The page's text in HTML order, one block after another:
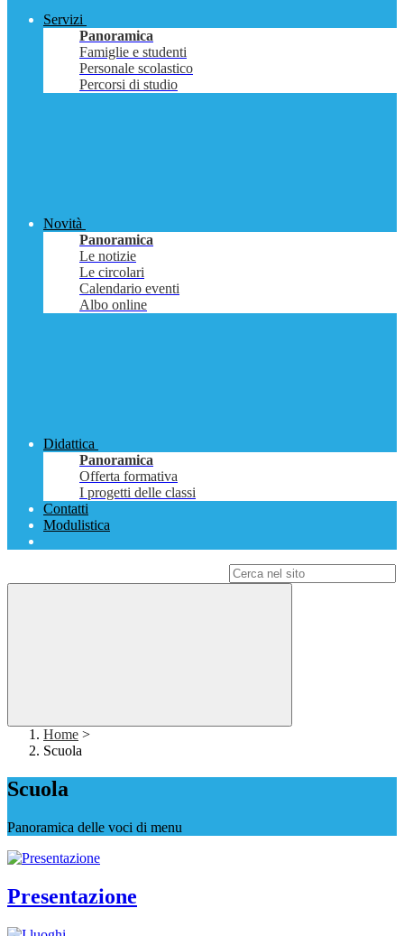
Servizi
Panoramica
Famiglie e studenti
Personale scolastico
Percorsi di studio
Novità
Panoramica
Le notizie
Le circolari
Calendario eventi
Albo online
Didattica
Panoramica
Offerta formativa
I progetti delle classi
Contatti
Modulistica
Home >
Scuola
Scuola
Panoramica delle voci di menu
Presentazione